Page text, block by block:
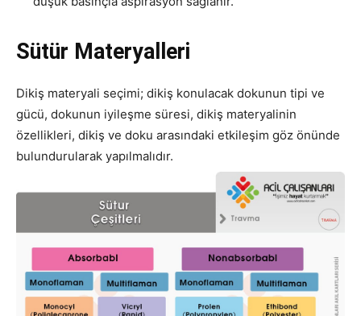
Sütür Materyalleri
Dikiş materyali seçimi; dikiş konulacak dokunun tipi ve
gücü, dokunun iyileşme süresi, dikiş materyalinin
özellikleri, dikiş ve doku arasındaki etkileşim göz önünde
bulundurularak yapılmalıdır.